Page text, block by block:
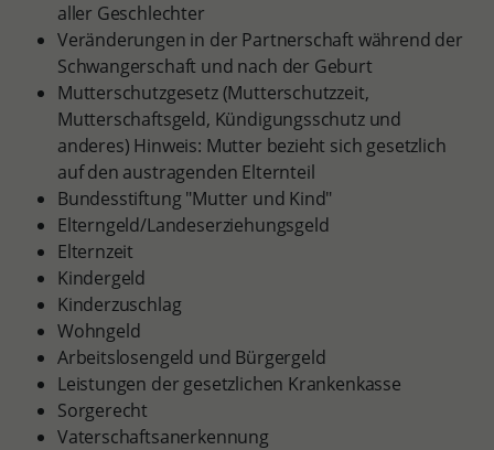
aller Geschlechter
Veränderungen in der Partnerschaft während der
Schwangerschaft und nach der Geburt
Mutterschutzgesetz (Mutterschutzzeit,
Mutterschaftsgeld, Kündigungsschutz und
anderes) Hinweis: Mutter bezieht sich gesetzlich
auf den austragenden Elternteil
Bundesstiftung "Mutter und Kind"
Elterngeld/Landeserziehungsgeld
Elternzeit
Kindergeld
Kinderzuschlag
Wohngeld
Arbeitslosengeld und Bürgergeld
Leistungen der gesetzlichen Krankenkasse
Sorgerecht
Vaterschaftsanerkennung